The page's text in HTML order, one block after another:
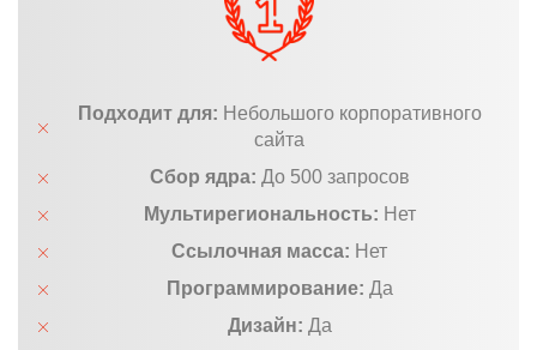
Подходит для: Небольшого корпоративного
сайта
Сбор ядра: До 500 запросов
Мультирегиональность: Нет
Ссылочная масса: Нет
Программирование: Да
Дизайн: Да